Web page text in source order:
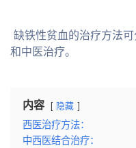
缺铁性贫血的治疗方法
和中医治疗。
内容 隐藏
西医治疗方法：
中西医结合治疗：